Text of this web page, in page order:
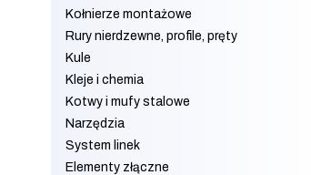
Kołnierze montażowe
Rury nierdzewne, profile, pręty
Kule
Kleje i chemia
Kotwy i mufy stalowe
Narzędzia
System linek
Elementy złączne